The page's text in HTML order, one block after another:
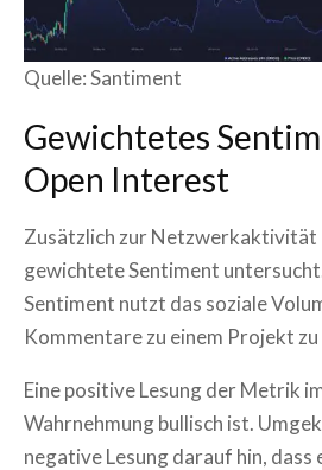
Quelle: Santiment
Gewichtetes
Open Interest
Zusätzlich zur Netzwerkaktivität
gewichtete Sentiment
Sentiment nutzt das soziale
Kommentare zu einem Projekt zu
Eine positive Lesung der Metrik
Wahrnehmung bullisch ist.
negative Lesung darauf hin, dass